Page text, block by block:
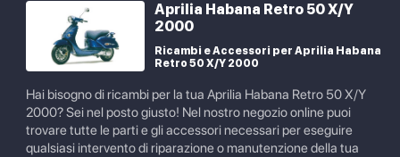
Aprilia Habana Retro 50 X/Y
2000
Ricambi e Accessori per Aprilia Habana
Retro 50 X/Y 2000
Hai bisogno di ricambi per la tua Aprilia Habana Retro 50 X/Y
2000? Sei nel posto giusto! Nel nostro negozio online puoi
trovare tutte le parti e gli accessori necessari per eseguire
qualsiasi intervento di riparazione o manutenzione della tua